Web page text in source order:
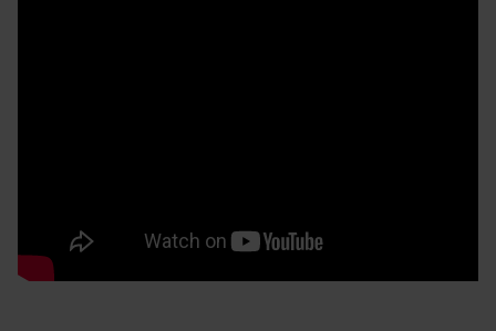
waar bewoners en bezoekers samenkomen.
Daarnaast hoort De Lommer bij Appelgaard, een